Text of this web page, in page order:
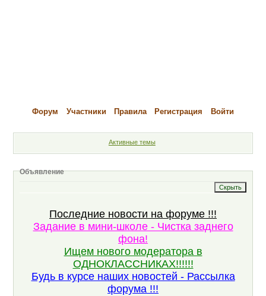
Форум Участники Правила Регистрация Войти
Активные темы
Объявление
Последние новости на форуме !!!
Задание в мини-школе - Чистка заднего
фона!
Ищем нового модератора в
ОДНОКЛАССНИКАХ!!!!!!
Будь в курсе наших новостей - Рассылка
форума !!!